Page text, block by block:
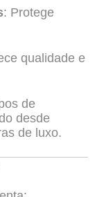
: Protege
qualidade e
de
desde
de luxo.